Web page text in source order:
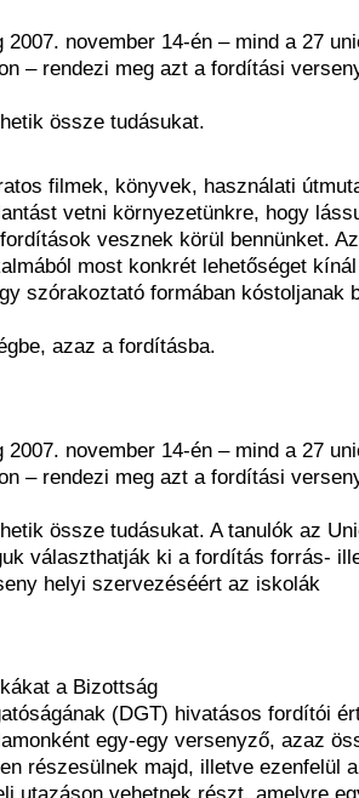
2007. november 14-én – mind a 27
– rendezi meg azt a fordítási
össze tudásukat.
filmek, könyvek, használati
vetni környezetünkre, hogy
vesznek körül bennünket.
most konkrét lehetőséget
szórakoztató formában kóstoljanak
azaz a fordításba.
2007. november 14-én – mind a 27
– rendezi meg azt a fordítási
össze tudásukat. A tanulók az
választhatják ki a fordítás forrás-
helyi szervezéséért az iskolák
a Bizottság
(DGT) hivatásos fordítói
egy-egy versenyző, azaz
részesülnek majd, illetve ezenfelül
utazáson vehetnek részt, amelyre